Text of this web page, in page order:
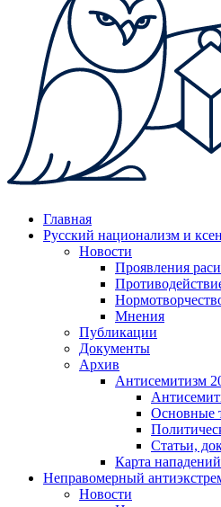
Главная
Русский национализм и
Новости
Проявления
Мнения
Публикации
Документы
Архив
Антисемитизм
Основные
Статьи,
Карта
Неправомерный
Новости